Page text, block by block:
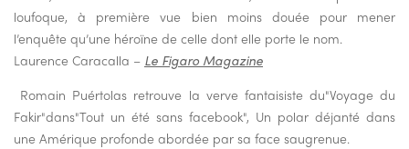
loufoque, à première vue bien moins douée pour mener
l’enquête qu’une héroïne de celle dont elle porte le nom.
Laurence Caracalla – Le Figaro Magazine
Romain Puértolas retrouve la verve fantaisiste du"Voyage du
Fakir"dans"Tout un été sans facebook", Un polar déjanté dans
une Amérique profonde abordée par sa face saugrenue.